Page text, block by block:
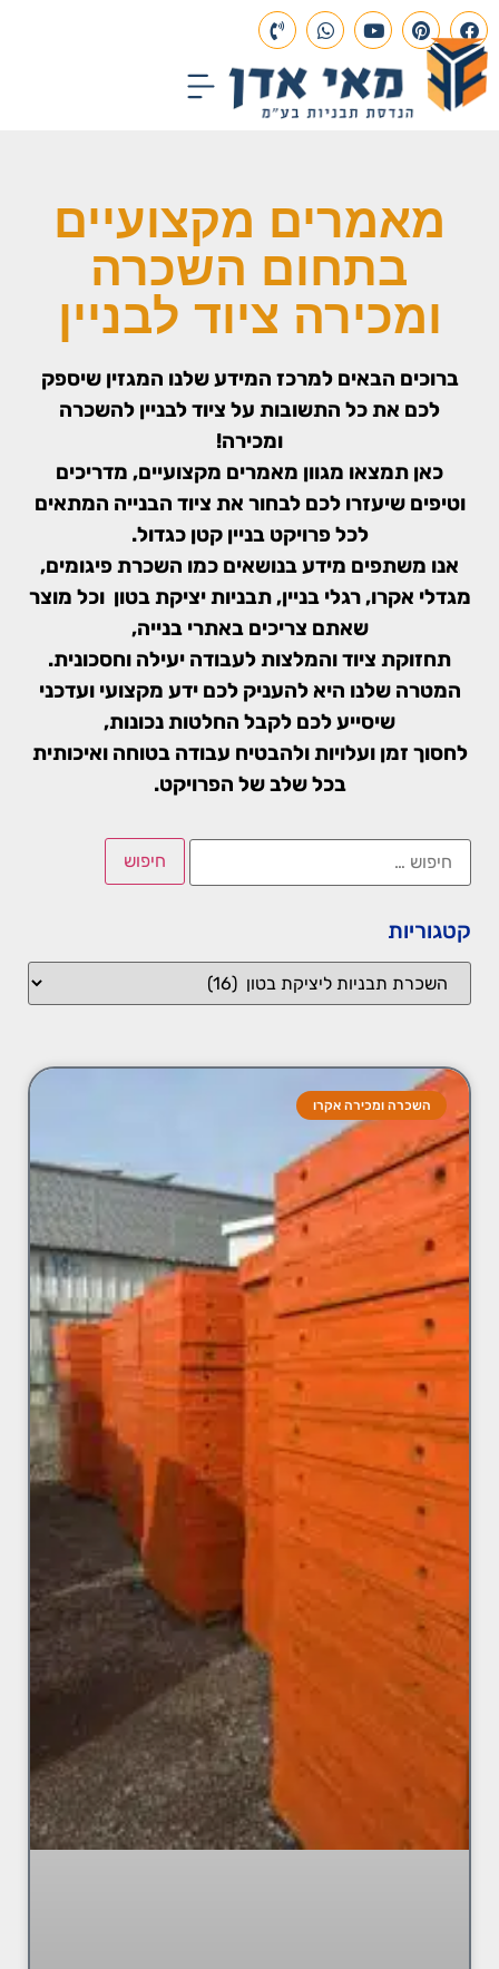
מאמרים מקצועיים
בתחום השכרה
ומכירה ציוד לבניין
ברוכים הבאים למרכז המידע שלנו המגזין שיספק
לכם את כל התשובות על ציוד לבניין להשכרה
ומכירה!
כאן תמצאו מגוון מאמרים מקצועיים, מדריכים
וטיפים שיעזרו לכם לבחור את ציוד הבנייה המתאים
לכל פרויקט בניין קטן כגדול.
אנו משתפים מידע בנושאים כמו השכרת פיגומים,
מגדלי אקרו, רגלי בניין, תבניות יציקת בטון וכל מוצר
שאתם צריכים באתרי בנייה,
תחזוקת ציוד והמלצות לעבודה יעילה וחסכונית.
המטרה שלנו היא להעניק לכם ידע מקצועי ועדכני
שיסייע לכם לקבל החלטות נכונות,
לחסוך זמן ועלויות ולהבטיח עבודה בטוחה ואיכותית
בכל שלב של הפרויקט.
קטגוריות
השכרה ומכירה אקרו